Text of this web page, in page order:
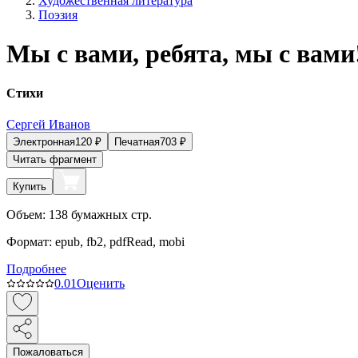
Поэзия
Мы с вами, ребята, мы с
Стихи
Сергей Иванов
Электронная120 ₽ Печатная703 ₽
Читать фрагмент
Купить
Объем: 138 бумажных стр.
Формат: epub, fb2, pdfRead, mobi
Подробнее
0.01Оценить
Пожаловаться